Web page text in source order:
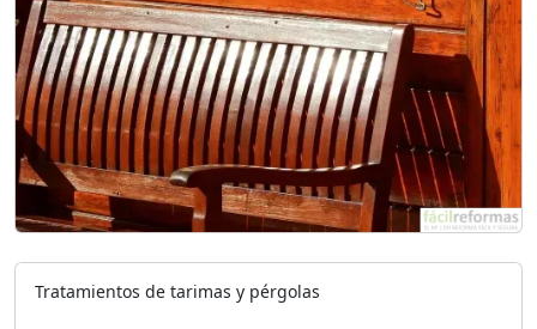
Tratamientos de tarimas y pérgolas